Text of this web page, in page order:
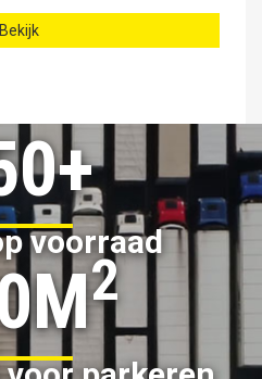
Bekijk
voorraad
2